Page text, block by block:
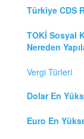
Türkiye CDS
TOKİ Sosyal
Nereden
Vergi Türleri
Dolar En
Euro En